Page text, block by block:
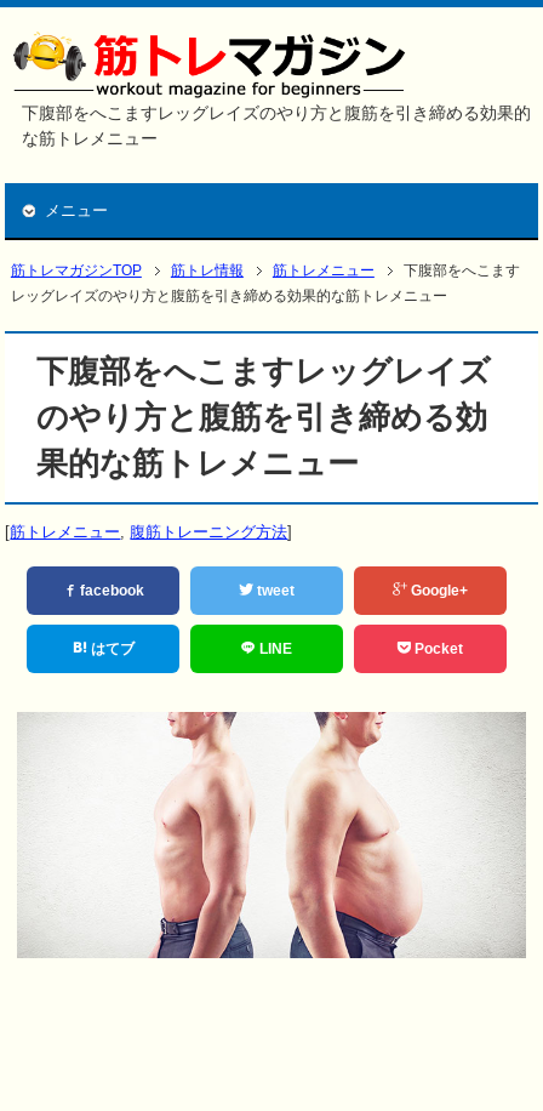
下腹部をへこますレッグレイズのやり方と腹筋を引き締める効果的
な筋トレメニュー
メニュー
筋トレマガジンTOP 筋トレ情報 筋トレメニュー
下腹部をへこます
レッグレイズのやり方と腹筋を引き締める効果的な筋トレメニュー
下腹部をへこますレッグレイズ
のやり方と腹筋を引き締める効
果的な筋トレメニュー
[筋トレメニュー 腹筋トレーニング方法]
facebook tweet Google+
はてブ LINE Pocket